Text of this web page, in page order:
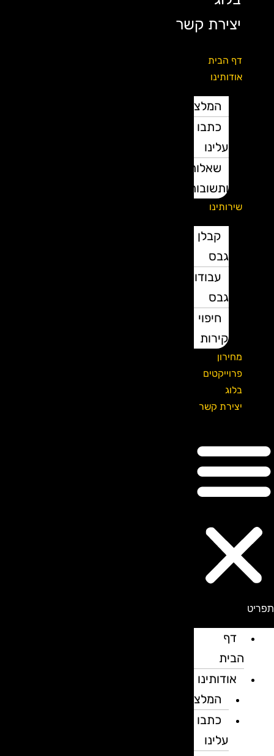
יצירת קשר
דף הבית
אודותינו
המלצות
כתבו
עלינו
שאלות
ותשובות
שירותינו
קבלן
גבס
עבודות
גבס
חיפוי
קירות
מחירון
פרוייקטים
בלוג
יצירת קשר
דף
הבית
אודותינו
המלצות
כתבו
עלינו